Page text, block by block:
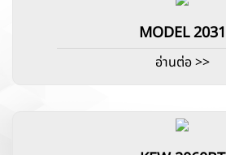
MODEL 2031
อ่านต่อ >>